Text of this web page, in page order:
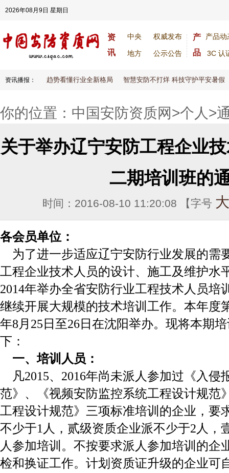
2026年08月9日 星期日
资
讯
中央 权威发布
地方 公示公告
产
品
产品动
3C 认
资讯播报：
变天！八大趋势看懂行业全新格局 智慧安防不打烊 科技守护平安暑假
你的位置： 中国安防资质网>个人 >
关于举办辽宁安防工程企业
二期培训班的
时间：2016-08-10 11:20:08 【字号 大
各会员单位：
为了进一步适应辽宁安防行业发展的需
工程企业技术人员的设计、施工及维护水
2014年举办全省安防行业工程技术人员培
继续开展大规模的技术培训工作。本年度
年8月25日至26日在沈阳举办。现将本期
下：
一、培训人员：
凡2015、2016年尚未派人参加过《入侵
范》、《视频安防监控系统工程设计规范
工程设计规范》三项标准培训的企业，要
不少于1人，贰级资质企业派不少于2人，
人参加培训。不按要求派人参加培训的企
检和换证工作。计划资质证升级的企业可